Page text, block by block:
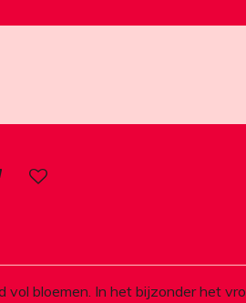
vol bloemen. In het bijzonder het